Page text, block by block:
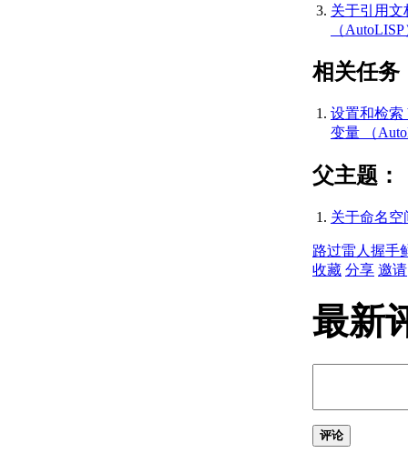
关于引用
（
相关任务
设置和检索
变量 （
父主题：
关于命名空
路过雷人 握手
收藏 分享 邀请
最新
评论